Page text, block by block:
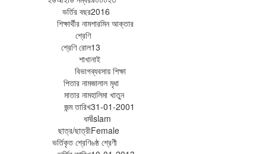
ভর্তির বছর2016
শিক্ষার্থীর নামশারমিন আক্তার
শ্রেণি
শ্রেণি রোল13
শাখানাই
বিভাগব্যবসায় শিক্ষা
পিতার নামজালাল মৃধা
মাতার নামহালিমা খাতুন
জন্ম তারিখ31-01-2001
ধর্মIslam
ছাত্র/ছাত্রীFemale
ভর্তিকৃত শ্রেণি৬ষ্ঠ শ্রেণী